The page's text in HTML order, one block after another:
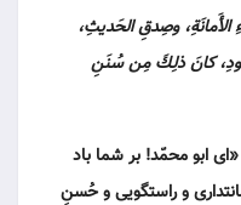
الأَمانَةِ، وصِدقِ الحَديثِ،
كانَ ذلِكَ مِن سُنَنِ
ابو محمّد! بر شما باد
و راستگويى و حُسنِ